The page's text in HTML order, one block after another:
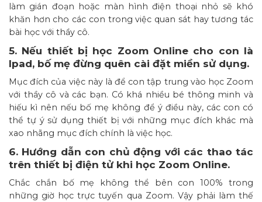
làm gián đoạn hoặc màn hình điện thoại nhỏ sẽ khó
khăn hơn cho các con trong việc quan sát hay tương tác
bài học với thầy cô.
5. Nếu thiết bị học Zoom Online cho con là
Ipad, bố mẹ đừng quên cài đặt miền sử dụng.
Mục đích của việc này là để con tập trung vào học Zoom
với thầy cô và các bạn. Có khá nhiều bé thông minh và
hiếu kì nên nếu bố mẹ không để ý điều này, các con có
thể tự ý sử dụng thiết bị với những mục đích khác mà
xao nhãng mục đích chính là việc học.
6. Hướng dẫn con chủ động với các thao tác
trên thiết bị điện tử khi học Zoom Online.
Chắc chắn bố mẹ không thể bên con 100% trong
những giờ học trực tuyến qua Zoom. Vậy phải làm thế